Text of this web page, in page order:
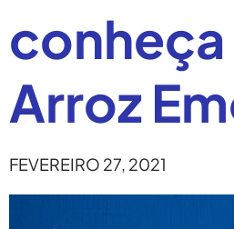
Arroz
FEVEREIRO 27, 2021